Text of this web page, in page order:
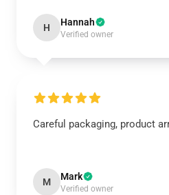
H Hannah
Verified owner
Careful packaging, product
M Mark
Verified owner